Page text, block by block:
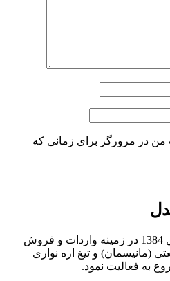
من در مرورگر برای زمانی که
شرکت فولاد امین عدل از سال 1384 در زمینه واردات و فروش
(مانیسمان) و تیغ اره نواری